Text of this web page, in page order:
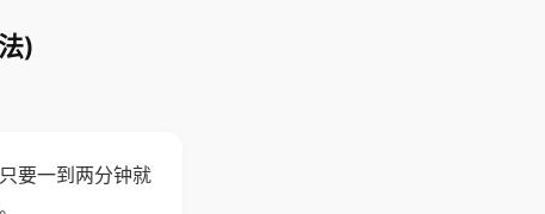
)
要一到两分钟就